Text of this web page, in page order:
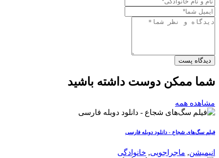
دیدگاه پست
شما ممکن دوست داشته باشید
مشاهده همه
فیلم سگ‌های شجاع - دانلود دوبله فارسی
انیمیشن, ماجراجویی, خانوادگی